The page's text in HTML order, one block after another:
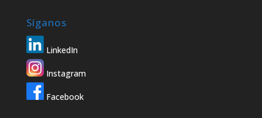
Síganos
LinkedIn
Instagram
Facebook